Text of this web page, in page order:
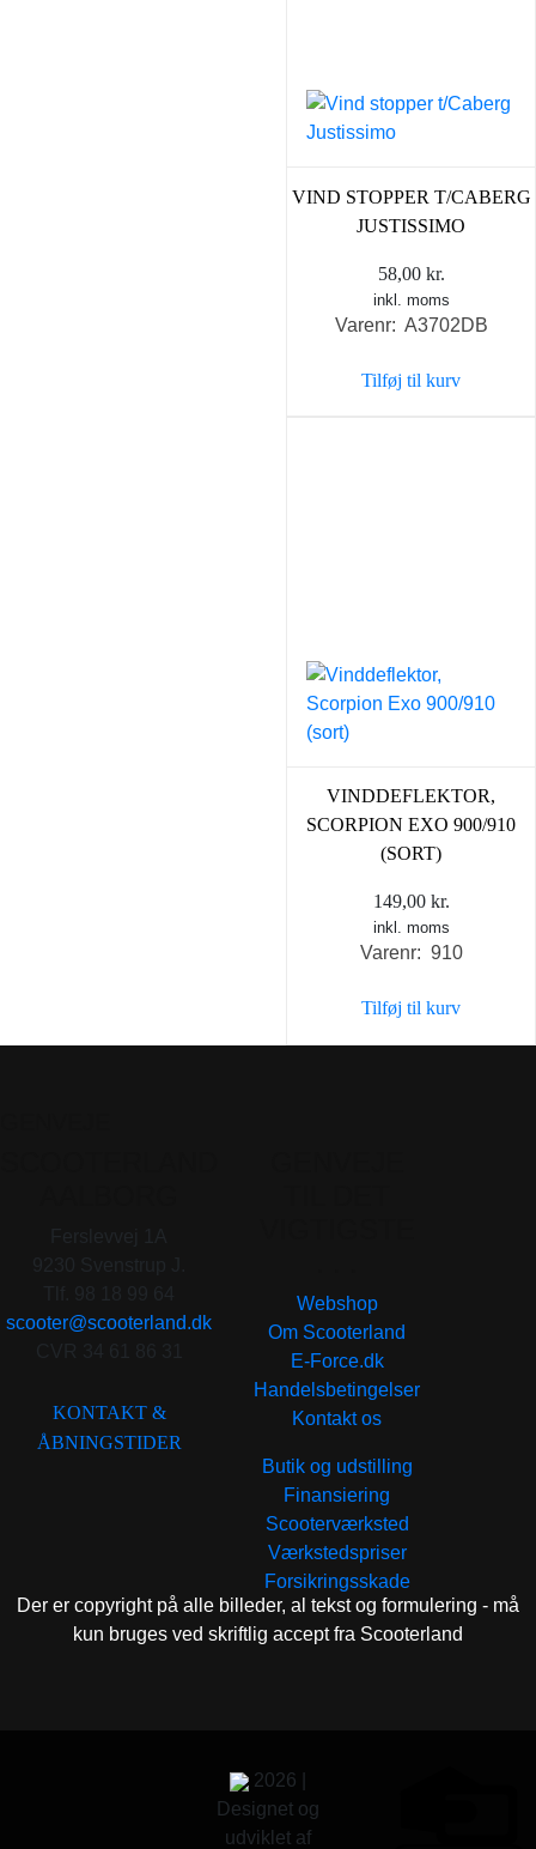
VIND STOPPER T/CABERG
JUSTISSIMO
58,00 kr.
inkl. moms
Varenr: A3702DB
Tilføj til kurv
VINDDEFLEKTOR,
SCORPION EXO 900/910
(SORT)
149,00 kr.
inkl. moms
Varenr: 910
Tilføj til kurv
scooter@scooterland.dk
KONTAKT &
ÅBNINGSTIDER
Webshop
Om Scooterland
E-Force.dk
Handelsbetingelser
Kontakt os
Butik og udstilling
Finansiering
Scooterværksted
Værkstedspriser
Forsikringsskade
Der er copyright på alle billeder, al tekst og formulering - må
kun bruges ved skriftlig accept fra Scooterland
2026 |
Designet og
udviklet af